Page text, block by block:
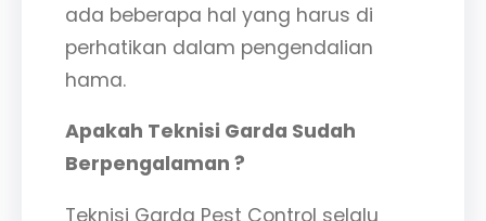
ada beberapa hal yang harus di
perhatikan dalam pengendalian
hama.
Apakah Teknisi Garda Sudah
Berpengalaman ?
Teknisi Garda Pest Control selalu